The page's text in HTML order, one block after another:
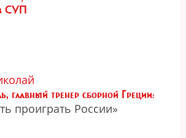
СУП
главный тренер сборной Греции:
проиграть России»